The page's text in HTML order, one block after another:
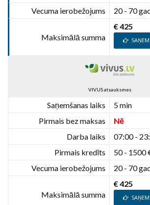
Vecuma ierobežojums
20 - 70
Maksimālā summa
€ 425
VIVUS atsauksmes
Saņemšanas laiks
5 min
Pirmais bez maksas
Nē
Darba laiks
07:00 -
Pirmais kredīts
50 - 1500
Vecuma ierobežojums
20 - 70
Maksimālā summa
€ 425